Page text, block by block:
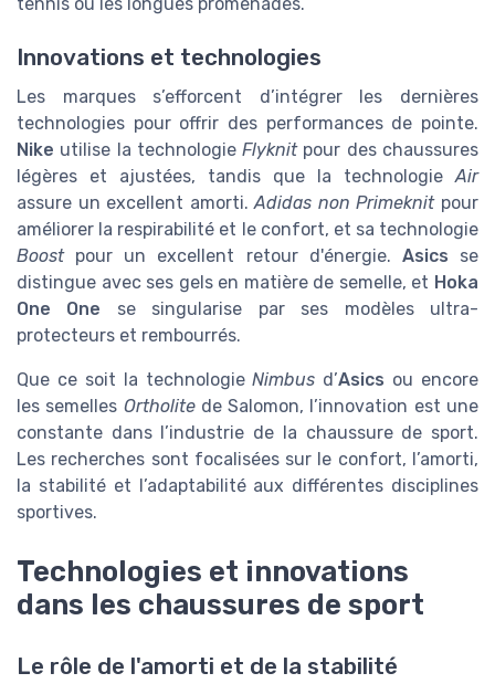
Innovations et technologies
Les marques s’efforcent d’intégrer les dernières
technologies pour offrir des performances de pointe.
Nike utilise la technologieFlyknitpour des chaussures
légères et ajustées, tandis que la technologieAir
assure un excellent amorti.Adidas non Primeknitpour
améliorer la respirabilité et le confort, et sa technologie
Boostpour un excellent retour d'énergie. Asics se
distingue avec ses gels en matière de semelle, et Hoka
One One se singularise par ses modèles ultra-
protecteurs et rembourrés.
Que ce soit la technologieNimbus d’Asics ou encore
les semelles Ortholitede Salomon, l’innovation est une
constante dans l’industrie de la chaussure de sport.
Les recherches sont focalisées sur le confort, l’amorti,
la stabilité et l’adaptabilité aux différentes disciplines
sportives.
Technologies et innovations
dans les chaussures de sport
Le rôle de l'amorti et de la stabilité